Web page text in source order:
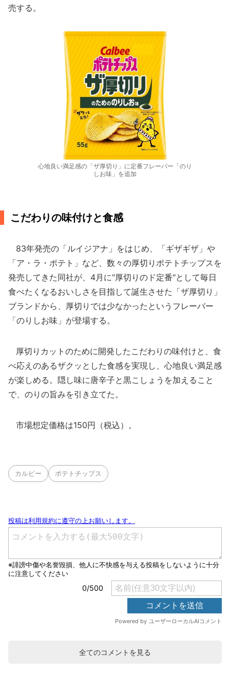
売する。
心地良い満足感の「ザ厚切り」に定番フレーバー「のり
しお味」を追加
こだわりの味付けと食感
83年発売の「ルイジアナ」をはじめ、「ギザギザ」や
「ア・ラ・ポテト」など、数々の厚切りポテトチップスを
発売してきた同社が、4月に"厚切りのド定番"として毎日
食べたくなるおいしさを目指して誕生させた「ザ厚切り」
ブランドから、厚切りでは少なかったというフレーバー
「のりしお味」が登場する。
厚切りカットのために開発したこだわりの味付けと、食
べ応えのあるザクッとした食感を実現し、心地良い満足感
が楽しめる。隠し味に唐辛子と黒こしょうを加えること
で、のりの旨みを引き立てた。
市場想定価格は150円（税込）。
カルビー ポテトチップス
全てのコメントを見る